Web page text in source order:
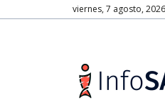
viernes, 7 agosto, 2026